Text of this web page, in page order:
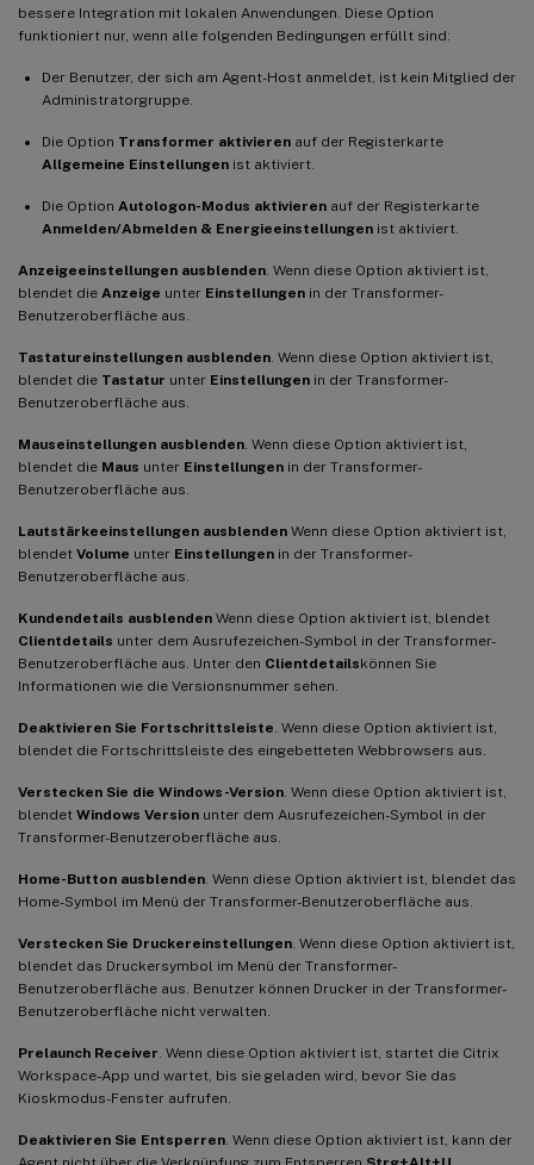
bessere Integration mit lokalen Anwendungen. Diese Option
funktioniert nur, wenn alle folgenden Bedingungen erfüllt sind:
Der Benutzer, der sich am Agent-Host anmeldet, ist kein Mitglied der
Administratorgruppe.
Die Option Transformer aktivieren auf der Registerkarte
Allgemeine Einstellungen ist aktiviert.
Die Option Autologon-Modus aktivieren auf der Registerkarte
Anmelden/Abmelden & Energieeinstellungen ist aktiviert.
Anzeigeeinstellungen ausblenden . Wenn diese Option aktiviert ist,
blendet die Anzeige unter Einstellungen in der Transformer-
Benutzeroberfläche aus.
Tastatureinstellungen ausblenden . Wenn diese Option aktiviert ist,
blendet die Tastatur unter Einstellungen in der Transformer-
Benutzeroberfläche aus.
Mauseinstellungen ausblenden . Wenn diese Option aktiviert ist,
blendet die Maus unter Einstellungen in der Transformer-
Benutzeroberfläche aus.
Lautstärkeeinstellungen ausblenden Wenn diese Option aktiviert ist,
blendet Volume unter Einstellungen in der Transformer-
Benutzeroberfläche aus.
Kundendetails ausblenden Wenn diese Option aktiviert ist, blendet
Clientdetails unter dem Ausrufezeichen-Symbol in der Transformer-
Benutzeroberfläche aus. Unter den Clientdetailskönnen Sie
Informationen wie die Versionsnummer sehen.
Deaktivieren Sie Fortschrittsleiste . Wenn diese Option aktiviert ist,
blendet die Fortschrittsleiste des eingebetteten Webbrowsers aus.
Verstecken Sie die Windows-Version . Wenn diese Option aktiviert ist,
blendet Windows Version unter dem Ausrufezeichen-Symbol in der
Transformer-Benutzeroberfläche aus.
Home-Button ausblenden . Wenn diese Option aktiviert ist, blendet das
Home-Symbol im Menü der Transformer-Benutzeroberfläche aus.
Verstecken Sie Druckereinstellungen . Wenn diese Option aktiviert ist,
blendet das Druckersymbol im Menü der Transformer-
Benutzeroberfläche aus. Benutzer können Drucker in der Transformer-
Benutzeroberfläche nicht verwalten.
Prelaunch Receiver . Wenn diese Option aktiviert ist, startet die Citrix
Workspace-App und wartet, bis sie geladen wird, bevor Sie das
Kioskmodus-Fenster aufrufen.
Deaktivieren Sie Entsperren . Wenn diese Option aktiviert ist, kann der